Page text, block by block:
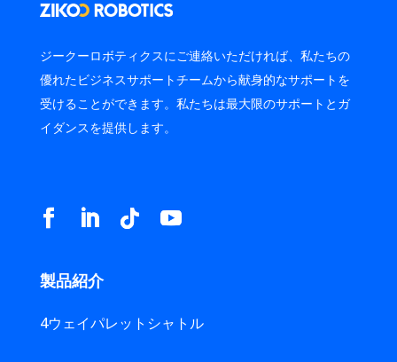
ジークーロボティクスにご連絡いただければ、私たちの
優れたビジネスサポートチームから献身的なサポートを
受けることができます。私たちは最大限のサポートとガ
イダンスを提供します。
製品紹介
4ウェイパレットシャトル